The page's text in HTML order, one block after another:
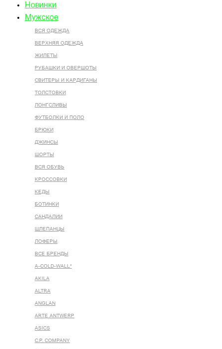
Новинки
Мужское
ВСЯ ОДЕЖДА
ВЕРХНЯЯ ОДЕЖДА
ЖИЛЕТЫ
РУБАШКИ И ОВЕРШОТЫ
СВИТЕРЫ И КАРДИГАНЫ
ТОЛСТОВКИ
ЛОНГСЛИВЫ
ФУТБОЛКИ И ПОЛО
БРЮКИ
ДЖИНСЫ
ШОРТЫ
ВСЯ ОБУВЬ
КРОССОВКИ
КЕДЫ
БОТИНКИ
САНДАЛИИ
ШЛЕПАНЦЫ
ЛОФЕРЫ
ВСЕ БРЕНДЫ
A-COLD-WALL*
AKILA
ALTRA
ANGLAN
ARTE ANTWERP
ASICS
C.P. COMPANY